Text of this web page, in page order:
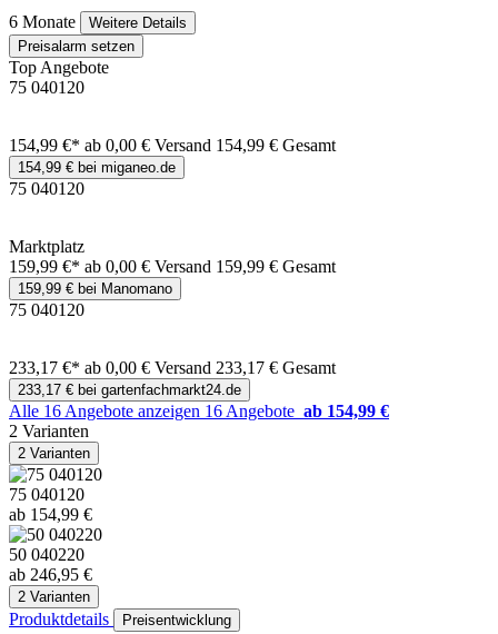
6 Monate
Weitere Details
Preisalarm setzen
Top Angebote
75 040120
154,99 €* ab 0,00 € Versand 154,99 € Gesamt
154,99 € bei miganeo.de
75 040120
Marktplatz
159,99 €* ab 0,00 € Versand 159,99 € Gesamt
159,99 € bei Manomano
75 040120
233,17 €* ab 0,00 € Versand 233,17 € Gesamt
233,17 € bei gartenfachmarkt24.de
Alle 16 Angebote anzeigen 16 Angebote ab 154,99 €
2 Varianten
2 Varianten
75 040120
ab 154,99 €
50 040220
ab 246,95 €
2 Varianten
Produktdetails Preisentwicklung